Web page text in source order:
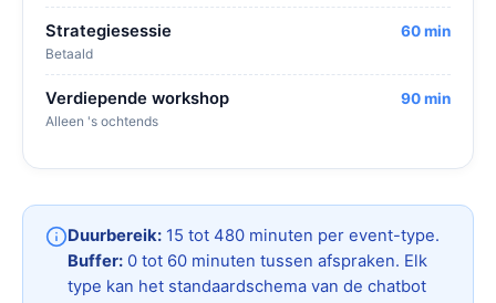
Strategiesessie
Betaald
60 min
Verdiepende workshop
Alleen 's ochtends
90 min
Duurbereik: 15 tot 480 minuten per event-type.
Buffer: 0 tot 60 minuten tussen afspraken. Elk
type kan het standaardschema van de chatbot